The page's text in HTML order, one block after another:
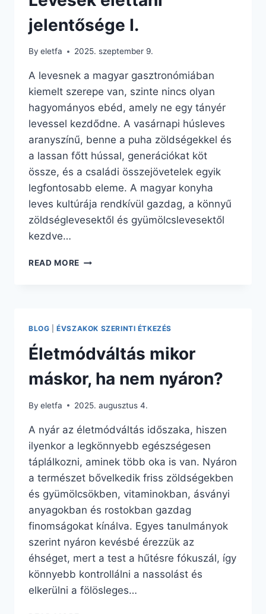
jelentősége I.
By eletfa 2025. szeptember 9.
A levesnek a magyar gasztronómiában
kiemelt szerepe van, szinte nincs olyan
hagyományos ebéd, amely ne egy tányér
levessel kezdődne. A vasárnapi húsleves
aranyszínű, benne a puha zöldségekkel és
a lassan főtt hússal, generációkat köt
össze, és a családi összejövetelek egyik
legfontosabb eleme. A magyar konyha
leves kultúrája rendkívül gazdag, a könnyű
zöldséglevesektől és gyümölcslevesektől
kezdve…
READ MORE LEVESEK
BLOG |ÉVSZAKOK SZERINTI ÉTKEZÉS
Életmódváltás mikor
máskor, ha nem nyáron?
By eletfa 2025. augusztus 4.
A nyár az életmódváltás időszaka, hiszen
ilyenkor a legkönnyebb egészségesen
táplálkozni, aminek több oka is van. Nyáron
a természet bővelkedik friss zöldségekben
és gyümölcsökben, vitaminokban, ásványi
anyagokban és rostokban gazdag
finomságokat kínálva. Egyes tanulmányok
szerint nyáron kevésbé érezzük az
éhséget, mert a test a hűtésre fókuszál, így
könnyebb kontrollálni a nassolást és
elkerülni a fölösleges…